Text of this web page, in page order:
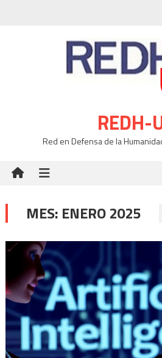
REDH-
Red en Defensa de la
MES: ENERO 2025